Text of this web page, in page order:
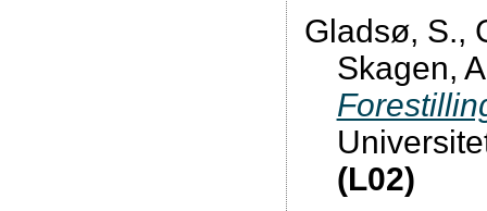
Gladsø, S.,
Skagen,
(L02)